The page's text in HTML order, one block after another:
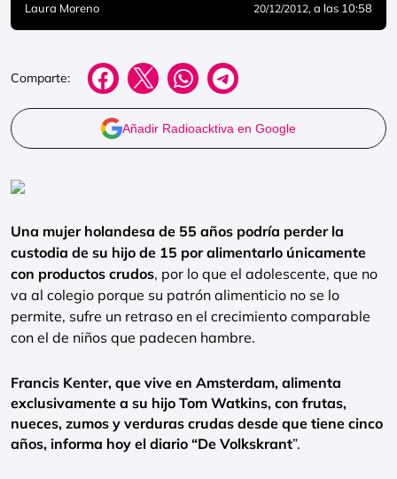
Laura Moreno 20/12/2012, a las 10:58
Comparte:
Añadir Radioacktiva en Google
Una mujer holandesa de 55 años podría perder la
custodia de su hijo de 15 por alimentarlo únicamente
con productos crudos, por lo que el adolescente, que no
va al colegio porque su patrón alimenticio no se lo
permite, sufre un retraso en el crecimiento comparable
con el de niños que padecen hambre.
Francis Kenter, que vive en Amsterdam, alimenta
exclusivamente a su hijo Tom Watkins, con frutas,
nueces, zumos y verduras crudas desde que tiene cinco
años, informa hoy el diario “De Volkskrant”.